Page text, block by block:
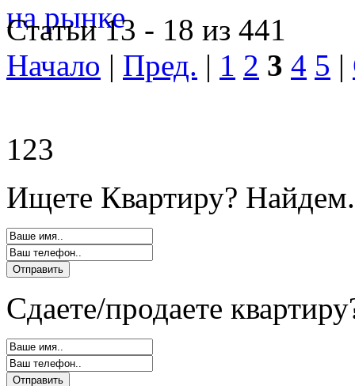
Статьи 13 - 18 из 441
Начало | Пред. | 1 2 3 4 5 |
123
Ищете Квартиру?
Сдаете/продаете